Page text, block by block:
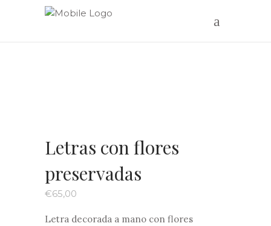
Letras con flores
preservadas
€65,00
Letra decorada a mano con flores